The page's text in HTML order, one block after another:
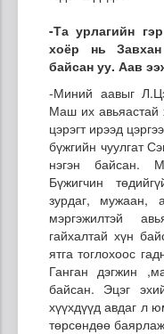
-Та урлагийн
хоёр ньЗавхан
байсан уу. Аав
-Миний аавыг
Маш их авьяастай
цэрэгт ирээд
бүжгийн чуулгат
нэгэн байсан.
Бүжигчин
зурдаг, мужаан,
мэргэжилтэй
гайхалтай хүн
ятга тоглохоос
Ганган дэгжин
байсан. Эцэг
хүүхдүүд авдаг л
төрсөндөө